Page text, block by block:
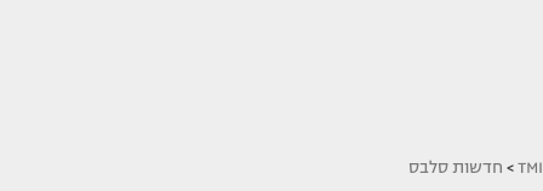
TMI
> חדשות סלבס